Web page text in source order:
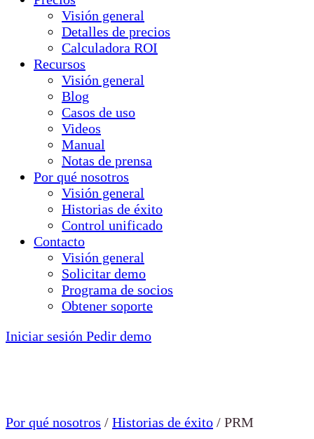
Visión general
Detalles de precios
Calculadora ROI
Recursos
Visión general
Blog
Casos de uso
Videos
Manual
Notas de prensa
Por qué nosotros
Visión general
Historias de éxito
Control unificado
Contacto
Visión general
Solicitar demo
Programa de socios
Obtener soporte
Iniciar sesión Pedir demo
Por qué nosotros / Historias de éxito / PRM